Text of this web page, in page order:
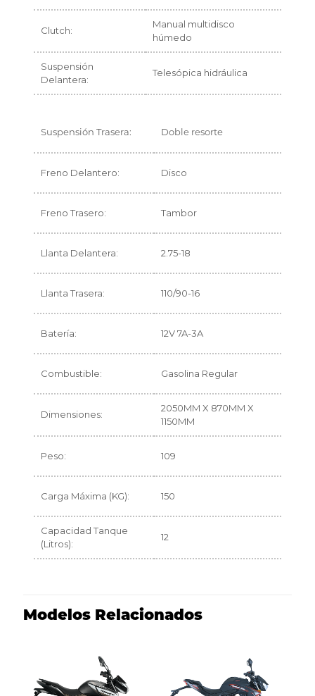
Clutch:
Manual multidisco
húmedo
Suspensión
Delantera:
Telesópica hidráulica
Suspensión Trasera: Doble resorte
Freno Delantero: Disco
Freno Trasero: Tambor
Llanta Delantera: 2.75-18
Llanta Trasera: 110/90-16
Batería: 12V 7A-3A
Combustible: Gasolina Regular
Dimensiones:
2050MM X 870MM X
1150MM
Peso: 109
Carga Máxima (KG): 150
Capacidad Tanque
(Litros):
12
Modelos Relacionados